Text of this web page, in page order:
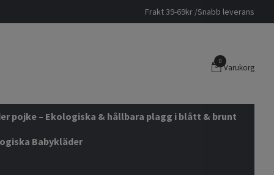
Frakt 39-69kr /Snabb leverans
0
Varukorg
pojke – Ekologiska & hållbara plagg i blått & brunt
Babykläder